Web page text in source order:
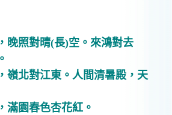
晚照對晴(長)空。來鴻對去
嶺北對江東。人間清暑殿，天
滿園春色杏花紅。